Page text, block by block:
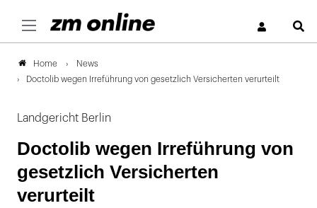
Home
News
Doctolib wegen Irreführung von gesetzlich Versicherten verurteilt
Landgericht Berlin
Doctolib wegen Irreführung von
gesetzlich Versicherten
verurteilt